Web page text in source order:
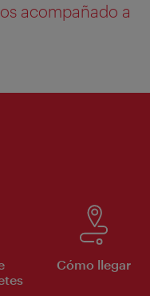
acompañado a
Cómo llegar